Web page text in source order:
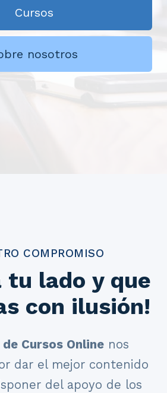
Cursos
nosotros
COMPROMISO
tu lado y que
con ilusión!
Cursos Online nos
dar el mejor contenido
del apoyo de los